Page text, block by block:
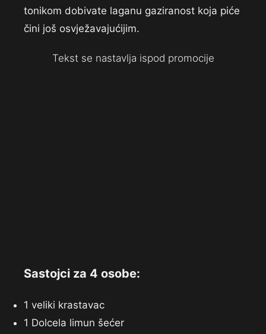
tonikom dobivate laganu gaziranost koja piće
čini još osvježavajućijim.
Tekst se nastavlja ispod promocije
Sastojci za 4 osobe:
1 veliki krastavac
1 Dolcela limun šećer